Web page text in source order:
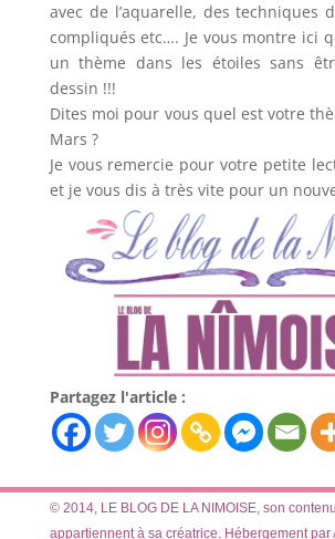
avec de l’aquarelle, des techniques
compliqués etc…. Je vous montre ici
un thème dans les étoiles sans
dessin !!!
Dites moi pour vous quel est votre
Mars ?
Je vous remercie pour votre petite
et je vous dis à très vite pour un
Partagez l'article :
© 2014, LE BLOG DE LA NIMOISE, son
appartiennent à sa créatrice. Hébergement par